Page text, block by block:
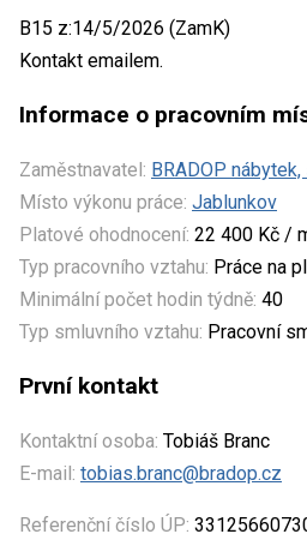
B15 z:14/5/2026 (ZamK)
Kontakt emailem.
Informace o pracovním
Zaměstnavatel: BRADOP nábytek,
Místo výkonu práce: Jablunkov
Platové ohodnocení: 22 400 Kč /
Typ pracovního vztahu: Práce na
Minimální počet hodin týdně: 40
Typ smluvního vztahu: Pracovní
První kontakt
Kontaktní osoba: Tobiáš Branc
E-mail: tobias.branc@bradop.cz
Referenční číslo ÚP: